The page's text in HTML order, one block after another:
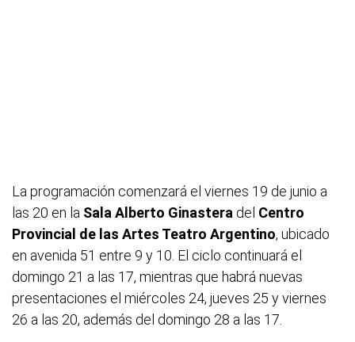
La programación comenzará el viernes 19 de junio a
las 20 en la Sala Alberto Ginastera del Centro
Provincial de las Artes Teatro Argentino, ubicado
en avenida 51 entre 9 y 10. El ciclo continuará el
domingo 21 a las 17, mientras que habrá nuevas
presentaciones el miércoles 24, jueves 25 y viernes
26 a las 20, además del domingo 28 a las 17.